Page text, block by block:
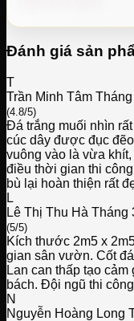
Đánh giá sản
T
Trần Minh Tâm
(4.8/5)
Đá trắng muối nhìn
cúc dây được đục
vuông vào là vừa
điều thời gian thi
bù lại hoàn thiện rất
L
Lê Thị Thu Hà Tháng
(5/5)
Kích thước 2m5 x
gian sân vườn. Cốt
Lan can thấp tạo
bách. Đội ngũ thi
N
Nguyễn Hoàng Long